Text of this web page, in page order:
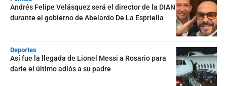
Andrés Felipe Velásquez será el director de la DIAN
durante el gobierno de Abelardo De La Espriella
Deportes
Así fue la llegada de Lionel Messi a Rosario para
darle el último adiós a su padre